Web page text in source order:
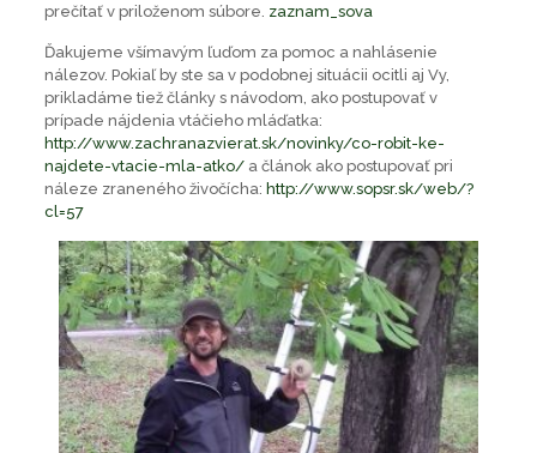
prečítať v priloženom súbore. zaznam_sova
Ďakujeme všímavým ľuďom za pomoc a nahlásenie
nálezov. Pokiaľ by ste sa v podobnej situácii ocitli aj Vy,
prikladáme tiež články s návodom, ako postupovať v
prípade nájdenia vtáčieho mláďatka:
http://www.zachranazvierat.sk/novinky/co-robit-ke-
najdete-vtacie-mla-atko/a článok ako postupovať pri
náleze zraneného živočícha: http://www.sopsr.sk/web/?
cl=57